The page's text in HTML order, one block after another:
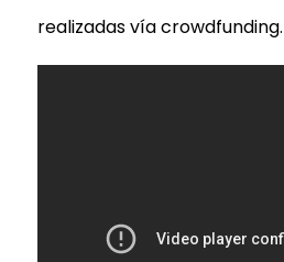
realizadas vía crowdfunding.